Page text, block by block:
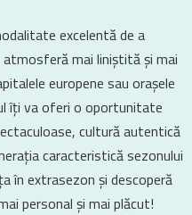
excelentă de a
mai liniștită și mai
europene sau orașele
îți va oferi o oportunitate
cultură autentică
caracteristică sezonului
în extrasezon și descoperă
personal și mai plăcut!